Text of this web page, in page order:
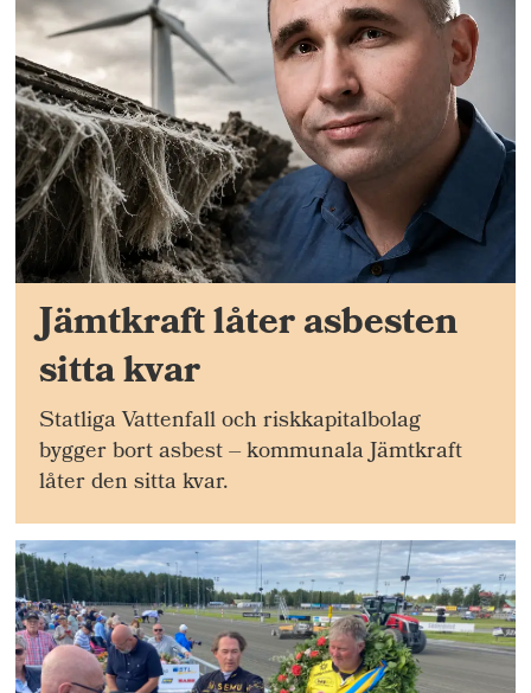
Jämtkraft låter asbesten
sitta kvar
Statliga Vattenfall och riskkapitalbolag
bygger bort asbest – kommunala Jämtkraft
låter den sitta kvar.